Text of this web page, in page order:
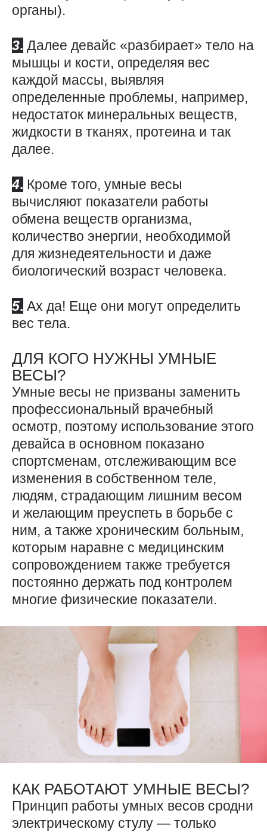
органы).
3. Далее девайс «разбирает» тело на
мышцы и кости, определяя вес
каждой массы, выявляя
определенные проблемы, например,
недостаток минеральных веществ,
жидкости в тканях, протеина и так
далее.
4. Кроме того, умные весы
вычисляют показатели работы
обмена веществ организма,
количество энергии, необходимой
для жизнедеятельности и даже
биологический возраст человека.
5. Ах да! Еще они могут определить
вес тела.
ДЛЯ КОГО НУЖНЫ УМНЫЕ
ВЕСЫ?
Умные весы не призваны заменить
профессиональный врачебный
осмотр, поэтому использование этого
девайса в основном показано
спортсменам, отслеживающим все
изменения в собственном теле,
людям, страдающим лишним весом
и желающим преуспеть в борьбе с
ним, а также хроническим больным,
которым наравне с медицинским
сопровождением также требуется
постоянно держать под контролем
многие физические показатели.
КАК РАБОТАЮТ УМНЫЕ ВЕСЫ?
Принцип работы умных весов сродни
электрическому стулу — только